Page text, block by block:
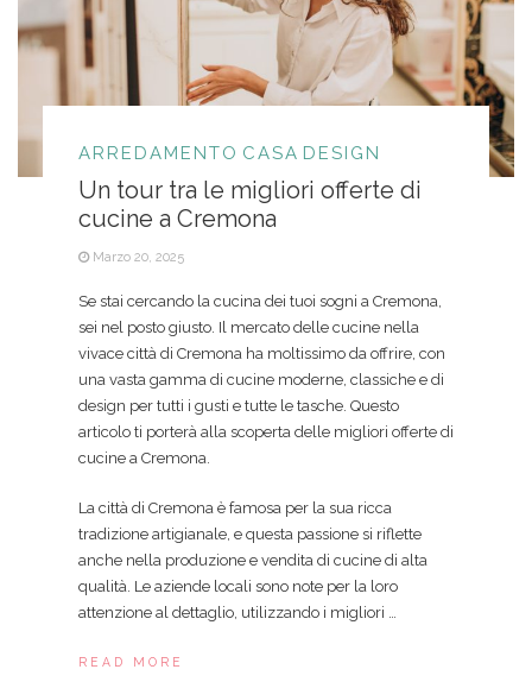
ARREDAMENTO CASA DESIGN
Un tour tra le migliori offerte di
cucine a Cremona
Marzo 20, 2025
Se stai cercando la cucina dei tuoi sogni a Cremona,
sei nel posto giusto. Il mercato delle cucine nella
vivace città di Cremona ha moltissimo da offrire, con
una vasta gamma di cucine moderne, classiche e di
design per tutti i gusti e tutte le tasche. Questo
articolo ti porterà alla scoperta delle migliori offerte di
cucine a Cremona.
La città di Cremona è famosa per la sua ricca
tradizione artigianale, e questa passione si riflette
anche nella produzione e vendita di cucine di alta
qualità. Le aziende locali sono note per la loro
attenzione al dettaglio, utilizzando i migliori …
READ MORE